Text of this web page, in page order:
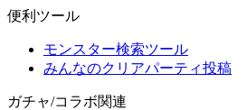
便利ツール
モンスター検索ツール
みんなのクリアパーティ投稿
ガチャ/コラボ関連